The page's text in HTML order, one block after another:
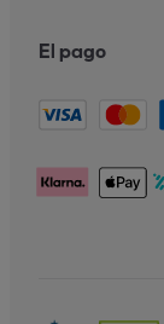
El pago